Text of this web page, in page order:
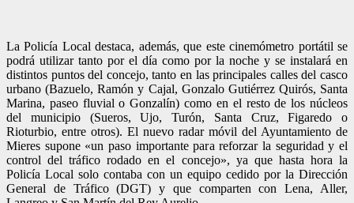
La Policía Local destaca, además, que este cinemómetro portátil se
podrá utilizar tanto por el día como por la noche y se instalará en
distintos puntos del concejo, tanto en las principales calles del casco
urbano (Bazuelo, Ramón y Cajal, Gonzalo Gutiérrez Quirós, Santa
Marina, paseo fluvial o Gonzalín) como en el resto de los núcleos
del municipio (Sueros, Ujo, Turón, Santa Cruz, Figaredo o
Rioturbio, entre otros). El nuevo radar móvil del Ayuntamiento de
Mieres supone «un paso importante para reforzar la seguridad y el
control del tráfico rodado en el concejo», ya que hasta hora la
Policía Local solo contaba con un equipo cedido por la Dirección
General de Tráfico (DGT) y que comparten con Lena, Aller,